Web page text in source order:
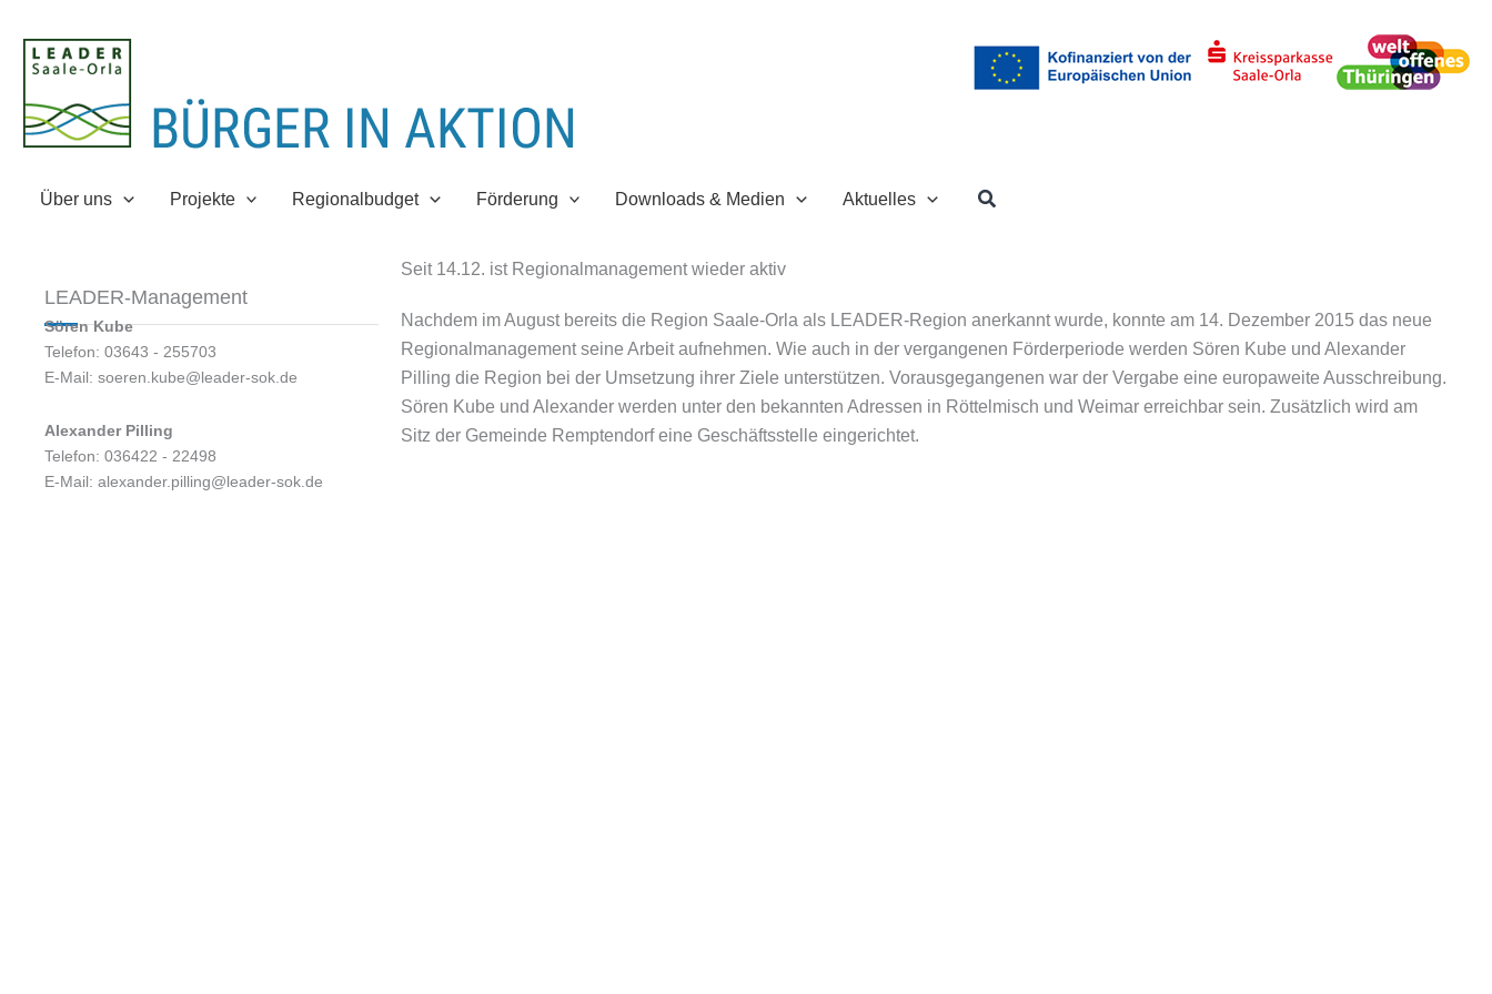
Inhalt
springen
Über uns Projekte Regionalbudget Förderung Downloads & Medien Aktuelles Suchen
LEADER-Management
Sören Kube
Telefon: 03643 - 255703
E-Mail: soeren.kube@leader-sok.de
Alexander Pilling
Telefon: 036422 - 22498
E-Mail: alexander.pilling@leader-sok.de
Seit 14.12. ist Regionalmanagement wieder aktiv
Nachdem im August bereits die Region Saale-Orla als LEADER-Region anerkannt wurde, konnte am 14. Dezember 2015 das neue
Regionalmanagement seine Arbeit aufnehmen. Wie auch in der vergangenen Förderperiode werden Sören Kube und Alexander
Pilling die Region bei der Umsetzung ihrer Ziele unterstützen. Vorausgegangenen war der Vergabe eine europaweite Ausschreibung.
Sören Kube und Alexander werden unter den bekannten Adressen in Röttelmisch und Weimar erreichbar sein. Zusätzlich wird am
Sitz der Gemeinde Remptendorf eine Geschäftsstelle eingerichtet.